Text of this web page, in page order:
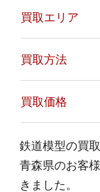
買取エリア
買取方法
買取価格
鉄道模型の買
青森県のお客
きました。